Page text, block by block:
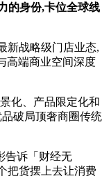
的身份,卡位全球线
新战略级门店业态,
高端商业空间深度
化、产品限定化和
破局顶奢商圈传统
告诉「财经无
把货摆上去让消费